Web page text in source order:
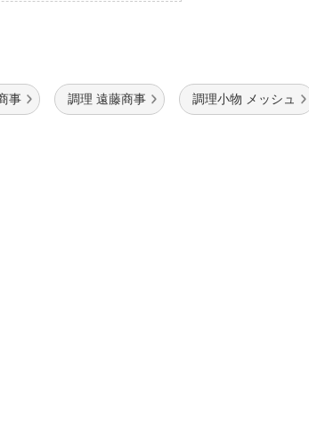
事 調理 遠藤商事 調理小物 メッシュ